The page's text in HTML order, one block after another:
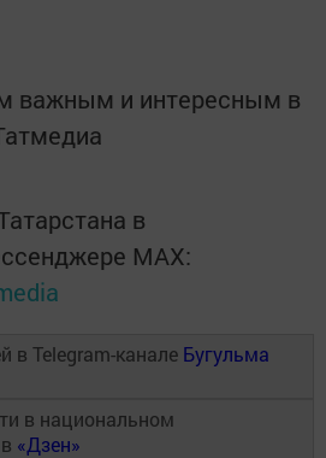
важным и интересным в
в
MАХ:
в Telegram-канале Бугульма
в национальном
«Дзен»